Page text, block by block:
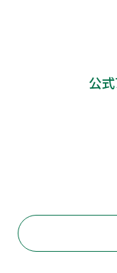
公